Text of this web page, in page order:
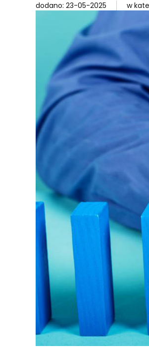
dodano: 23-05-2025 w